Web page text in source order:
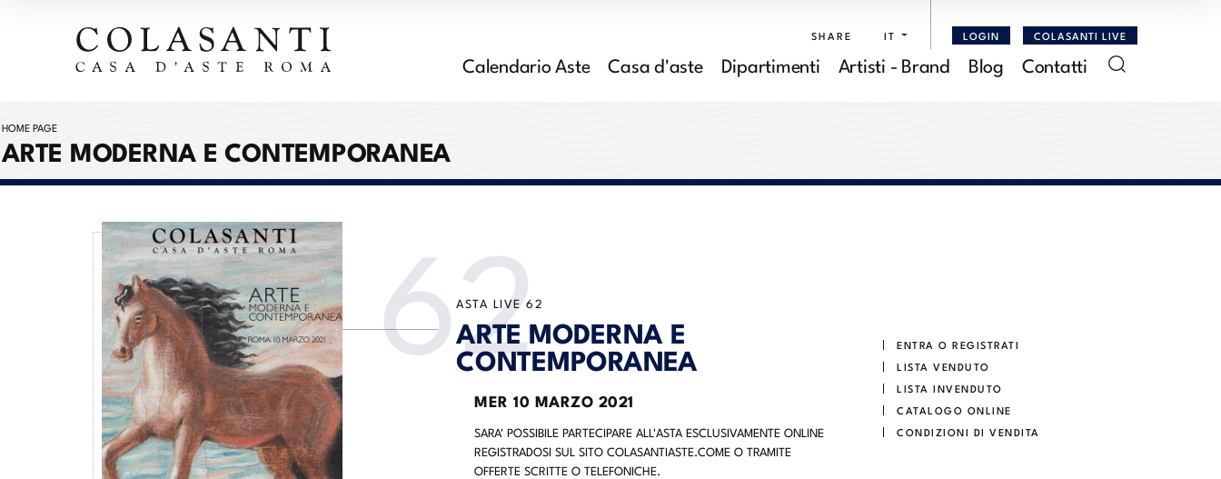
SHARE IT LOGIN COLASANTI LIVE
Calendario Aste Casa d'aste Dipartimenti Artisti - Brand Blog Contatti
HOME PAGE
ARTE MODERNA E CONTEMPORANEA
ASTA LIVE62
62
ARTE MODERNA E
CONTEMPORANEA
MER 10 MARZO 2021
SARA' POSSIBILE PARTECIPARE ALL'ASTA ESCLUSIVAMENTE ONLINE
REGISTRADOSI SUL SITO COLASANTIASTE.COME O TRAMITE
OFFERTE SCRITTE O TELEFONICHE.
ENTRA O REGISTRATI
LISTA VENDUTO
LISTA INVENDUTO
CATALOGO ONLINE
CONDIZIONI DI VENDITA